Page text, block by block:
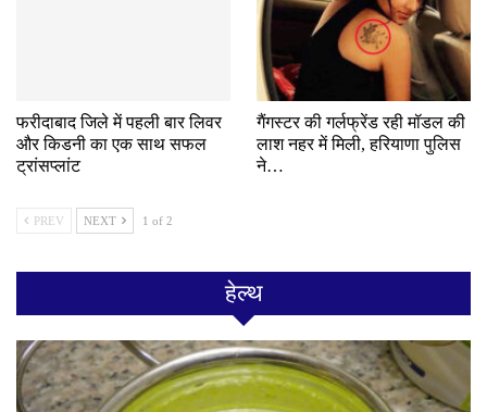
फरीदाबाद जिले में पहली बार लिवर
और किडनी का एक साथ सफल
ट्रांसप्लांट
गैंगस्टर की गर्लफ्रेंड रही मॉडल की
लाश नहर में मिली, हरियाणा पुलिस
ने…
PREV NEXT 1 of 2
हेल्थ